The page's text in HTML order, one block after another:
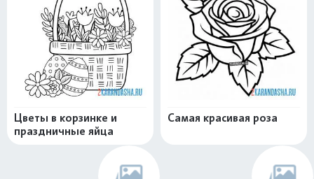
Цветы в корзинке и
праздничные яйца
Самая красивая роза